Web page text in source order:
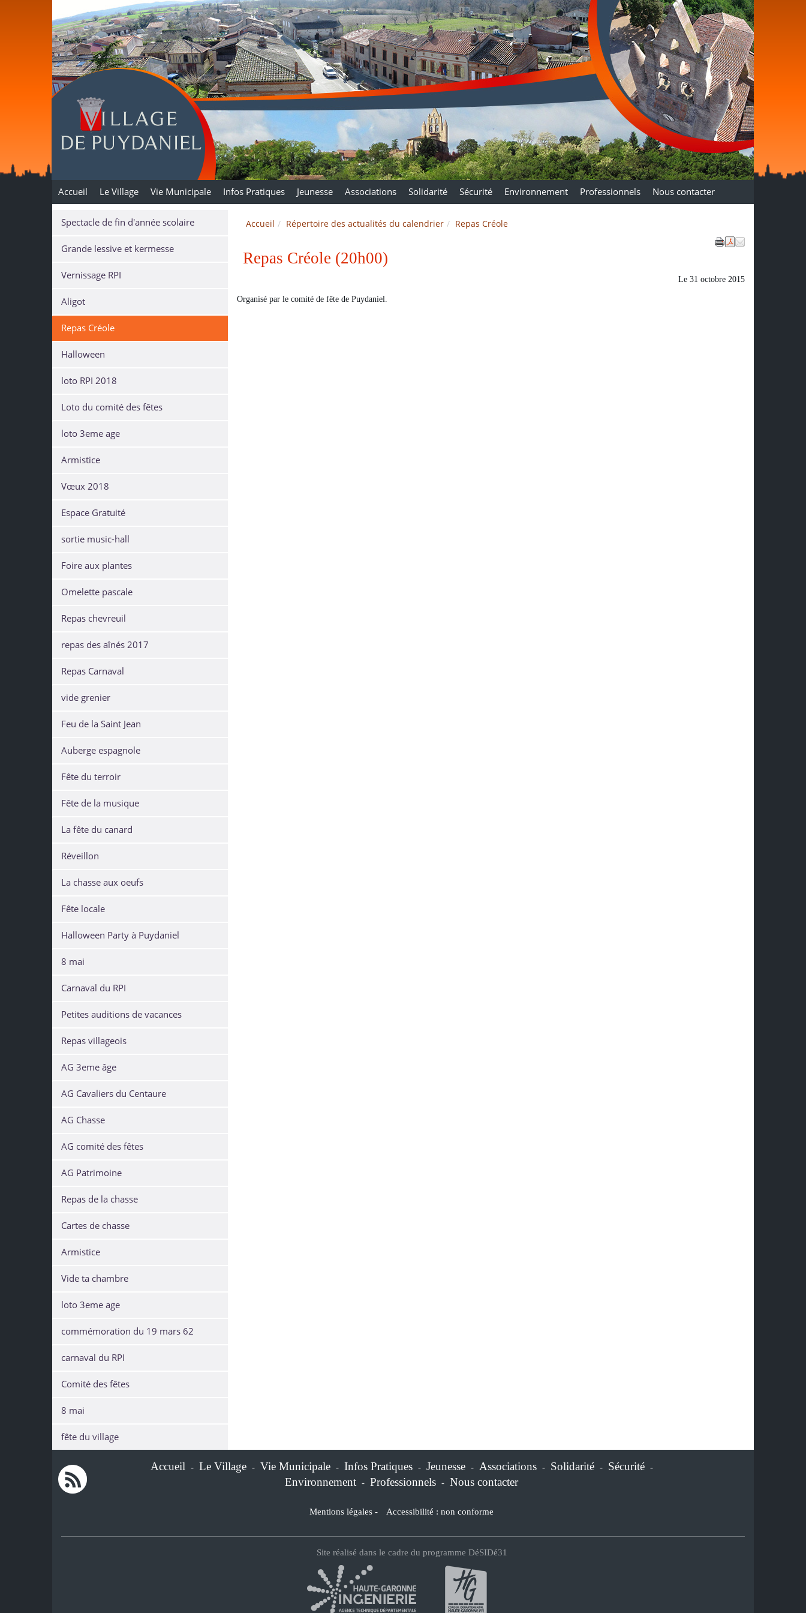
Puydaniel
Accueil Le Village Vie Municipale Infos Pratiques Jeunesse Associations Solidarité Sécurité Environnement Professionnels Nous contacter
Accueil Répertoire des actualités du calendrier Repas Créole
Repas Créole (20h00)
Le 31 octobre 2015
Organisé par le comité de fête de Puydaniel.
Spectacle de fin d'année scolaire
Grande lessive et kermesse
Vernissage RPI
Aligot
Repas Créole
Halloween
loto RPI 2018
Loto du comité des fêtes
loto 3eme age
Armistice
Vœux 2018
Espace Gratuité
sortie music-hall
Foire aux plantes
Omelette pascale
Repas chevreuil
repas des aînés 2017
Repas Carnaval
vide grenier
Feu de la Saint Jean
Auberge espagnole
Fête du terroir
Fête de la musique
La fête du canard
Réveillon
La chasse aux oeufs
Fête locale
Halloween Party à Puydaniel
8 mai
Carnaval du RPI
Petites auditions de vacances
Repas villageois
AG 3eme âge
AG Cavaliers du Centaure
AG Chasse
AG comité des fêtes
AG Patrimoine
Repas de la chasse
Cartes de chasse
Armistice
Vide ta chambre
loto 3eme age
commémoration du 19 mars 62
carnaval du RPI
Comité des fêtes
8 mai
fête du village
Accueil - Le Village - Vie Municipale - Infos Pratiques - Jeunesse - Associations - Solidarité - Sécurité -
Environnement - Professionnels - Nous contacter
Mentions légales - Accessibilité : non conforme
Site réalisé dans le cadre du programme DéSIDé31